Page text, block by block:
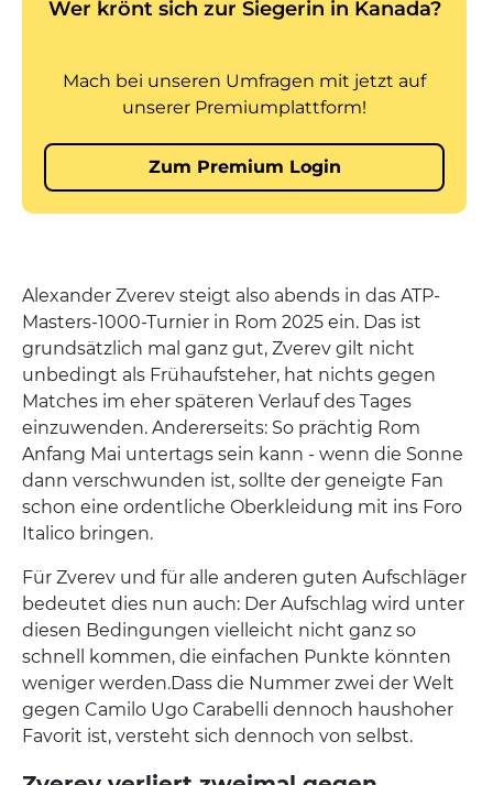
Alexander Zverev steigt also abends in das ATP-
Masters-1000-Turnier in Rom 2025 ein. Das ist
grundsätzlich mal ganz gut, Zverev gilt nicht
unbedingt als Frühaufsteher, hat nichts gegen
Matches im eher späteren Verlauf des Tages
einzuwenden. Andererseits: So prächtig Rom
Anfang Mai untertags sein kann - wenn die Sonne
dann verschwunden ist, sollte der geneigte Fan
schon eine ordentliche Oberkleidung mit ins Foro
Italico bringen.
Für Zverev und für alle anderen guten Aufschläger
bedeutet dies nun auch: Der Aufschlag wird unter
diesen Bedingungen vielleicht nicht ganz so
schnell kommen, die einfachen Punkte könnten
weniger werden.Dass die Nummer zwei der Welt
gegen Camilo Ugo Carabelli dennoch haushoher
Favorit ist, versteht sich dennoch von selbst.